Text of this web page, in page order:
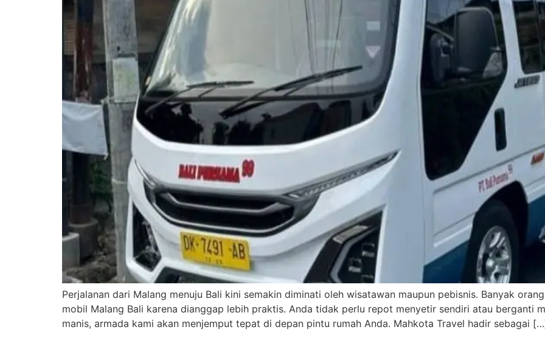
Perjalanan dari Malang menuju Bali kini semakin diminati oleh wisatawan maupun pebisnis. Banyak
mobil Malang Bali karena dianggap lebih praktis. Anda tidak perlu repot menyetir sendiri atau berganti
manis, armada kami akan menjemput tepat di depan pintu rumah Anda. Mahkota Travel hadir sebagai